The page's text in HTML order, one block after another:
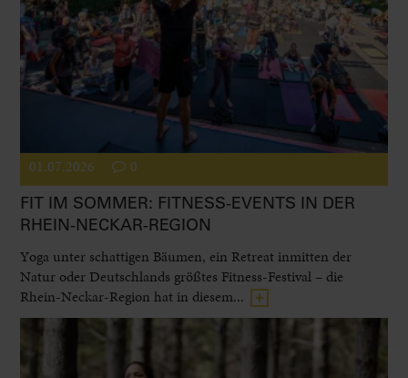
01.07.2026 0
FIT IM SOMMER: FITNESS-EVENTS IN DER
RHEIN-NECKAR-REGION
Yoga unter schattigen Bäumen, ein Retreat inmitten der
Natur oder Deutschlands größtes Fitness-Festival – die
Rhein-Neckar-Region hat in diesem...